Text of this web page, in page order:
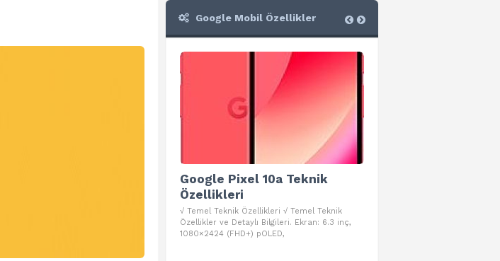
Google Mobil Özellikler
Google Pixel 10a Teknik
Özellikleri
√ Temel Teknik Özellikleri √ Temel Teknik
Özellikler ve Detaylı Bilgileri. Ekran: 6.3 inç,
1080×2424 (FHD+) pOLED,